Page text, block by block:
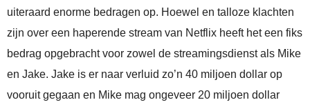
uiteraard enorme bedragen op. Hoewel en talloze klachten
zijn over een haperende stream van Netflix heeft het een fiks
bedrag opgebracht voor zowel de streamingsdienst als Mike
en Jake. Jake is er naar verluid zo’n 40 miljoen dollar op
vooruit gegaan en Mike mag ongeveer 20 miljoen dollar